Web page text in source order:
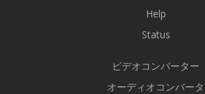
Help
Status
ビデオコンバーター
オーディオコンバータ